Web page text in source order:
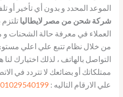
الموعد المحدد و بدون أي تأخير أو
شركة شحن من مصر لايطاليا
العملاء في معرفة حالة الشحنات
من خلال نظام تتبع علي اعلي مستوي
التواصل بالهاتف ، لذلك اختيارك
ممتلكاتك أو بضائعك لا تتردد في
علي الارقام التاليه : 01029540199